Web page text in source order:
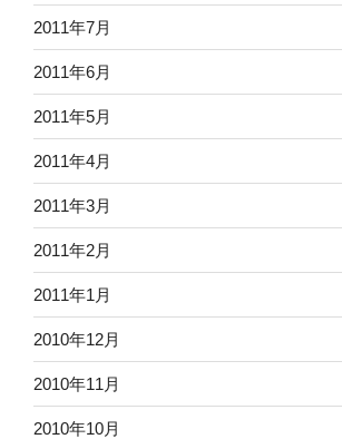
2011年7月
2011年6月
2011年5月
2011年4月
2011年3月
2011年2月
2011年1月
2010年12月
2010年11月
2010年10月